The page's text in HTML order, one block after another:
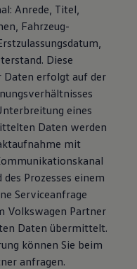
Anrede, Titel,
Fahrzeug-
Diese
Daten erfolgt auf der
eines
Daten werden
mit
Prozesses einem
Serviceanfrage
Volkswagen Partner
Daten übermittelt.
können Sie beim
anfragen.